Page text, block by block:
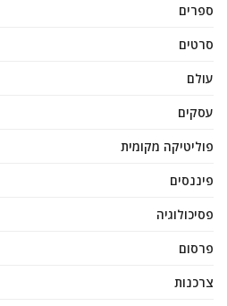
ספרים
סרטים
עולם
עסקים
פוליטיקה מקומית
פיננסים
פסיכולוגיה
פרסום
צרכנות